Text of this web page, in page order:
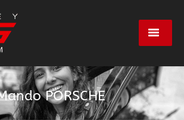
Servicios
Marcas
PORSCHE